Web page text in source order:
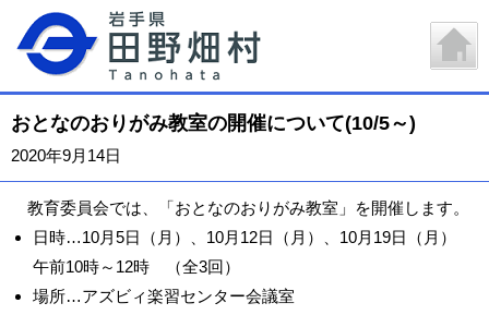
おとなのおりがみ教室の開催について(10/5～)
2020年9月14日
教育委員会では、「おとなのおりがみ教室」を開催します。
日時…10月5日（月）、10月12日（月）、10月19日（月）
午前10時～12時 （全3回）
場所…アズビィ楽習センター会議室